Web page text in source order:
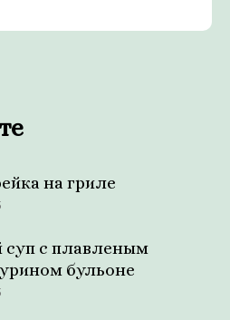
на гриле
суп с плавленым
бульоне